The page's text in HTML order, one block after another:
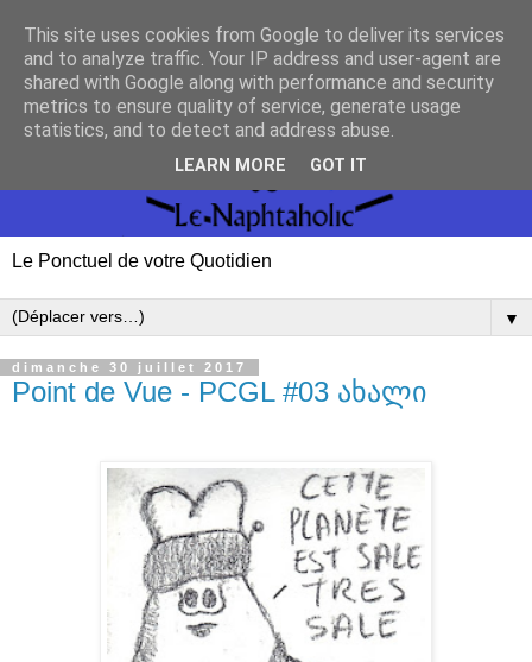
Le Ponctuel de votre Quotidien
▼
dimanche 30 juillet 2017
Point de Vue - PCGL #03 ახალი
This site uses cookies from Google to deliver its services
and to analyze traffic. Your IP address and user-agent are
shared with Google along with performance and security
metrics to ensure quality of service, generate usage
statistics, and to detect and address abuse.
LEARN MORE GOT IT